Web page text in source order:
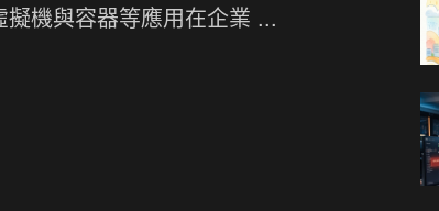
機與容器等應用在企業 ...